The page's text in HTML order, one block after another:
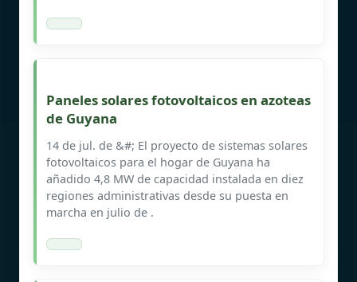
Paneles solares fotovoltaicos en azoteas
de Guyana
14 de jul. de &#; El proyecto de sistemas solares
fotovoltaicos para el hogar de Guyana ha
añadido 4,8 MW de capacidad instalada en diez
regiones administrativas desde su puesta en
marcha en julio de .